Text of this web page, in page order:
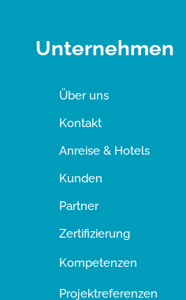
Unternehmen
Über uns
Kontakt
Anreise & Hotels
Kunden
Partner
Zertifizierung
Kompetenzen
Projektreferenzen